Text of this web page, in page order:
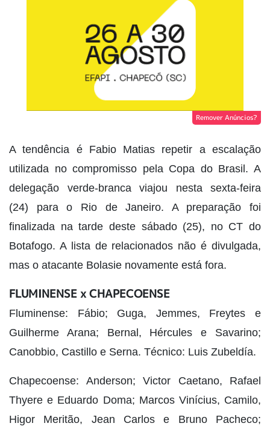
Remover Anúncios?
A tendência é Fabio Matias repetir a escalação
utilizada no compromisso pela Copa do Brasil. A
delegação verde-branca viajou nesta sexta-feira
(24) para o Rio de Janeiro. A preparação foi
finalizada na tarde deste sábado (25), no CT do
Botafogo. A lista de relacionados não é divulgada,
mas o atacante Bolasie novamente está fora.
FLUMINENSE x CHAPECOENSE
Fluminense: Fábio; Guga, Jemmes, Freytes e
Guilherme Arana; Bernal, Hércules e Savarino;
Canobbio, Castillo e Serna. Técnico: Luis Zubeldía.
Chapecoense: Anderson; Victor Caetano, Rafael
Thyere e Eduardo Doma; Marcos Vinícius, Camilo,
Higor Meritão, Jean Carlos e Bruno Pacheco;